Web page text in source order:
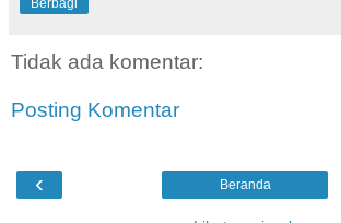
Berbagi
Tidak ada komentar:
Posting Komentar
‹ Beranda